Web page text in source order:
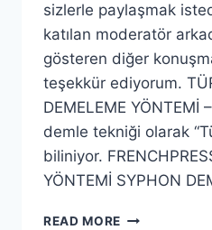
sizlerle paylaşmak
katılan moderatör
gösteren diğer
teşekkür ediyorum.
DEMELEME YÖNTEMİ
demle tekniği olarak
biliniyor.
YÖNTEMİ SYPHON
READ MORE KAHVE